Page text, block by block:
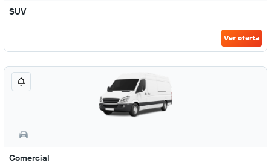
SUV
Ver oferta
Comercial